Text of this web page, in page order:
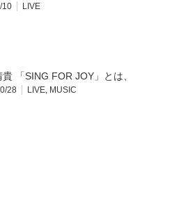
10 LIVE
貴 「SING FOR JOY」とは、
28 LIVE MUSIC